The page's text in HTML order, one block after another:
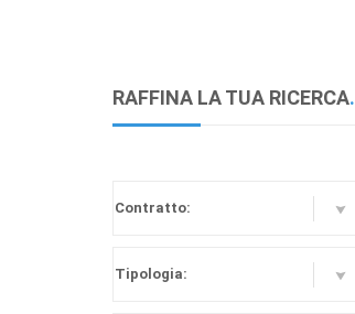
RAFFINA LA TUA RICERCA.